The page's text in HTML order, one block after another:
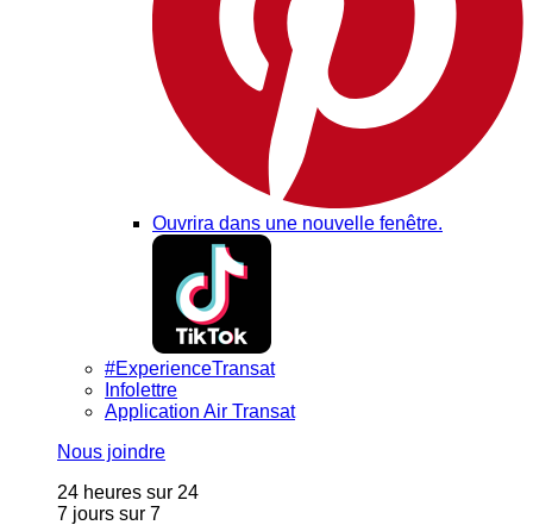
Ouvrira dans une nouvelle fenêtre.
#ExperienceTransat
Infolettre
Application Air Transat
Nous joindre
24 heures sur 24
7 jours sur 7